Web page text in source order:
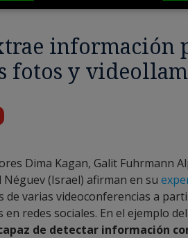
información
fotos y
Dima Kagan, Galit Fuhrmann
Néguev (Israel) afirman en su
de varias videoconferencias a
en redes sociales. En el ejemplo
de detectar información